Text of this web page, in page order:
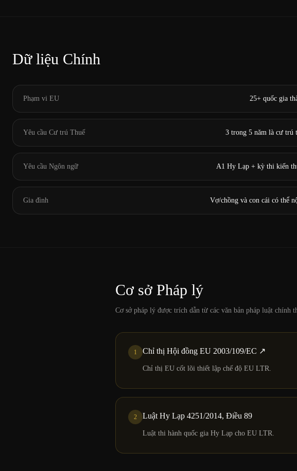
Dữ liệu Chính
Phạm vi EU 25+ quốc gia
Yêu cầu Cư trú Thuế 3 trong 5 năm là cư trú
Yêu cầu Ngôn ngữ A1 Hy Lạp + kỳ thi kiến
Gia đình Vợ/chồng và con cái có thể
Cơ sở Pháp lý
Cơ sở pháp lý được trích dẫn từ các văn bản pháp luật chính
1 Chỉ thị Hội đồng EU 2003/109/EC ↗
Chỉ thị EU cốt lõi thiết lập chế độ EU LTR.
2 Luật Hy Lạp 4251/2014, Điều 89
Luật thi hành quốc gia Hy Lạp cho EU LTR.